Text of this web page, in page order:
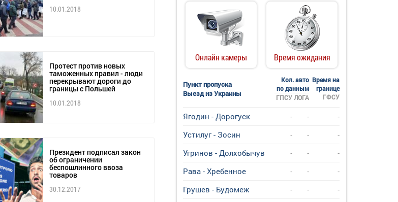
10.01.2018
Протест против новых
таможенных правил - люди
перекрывают дороги до
границы с Польшей
10.01.2018
Президент подписал закон
об ограничении
беспошлинного ввоза
товаров
30.12.2017
Онлайн камеры Время ожидания
Пункт пропуска
Выезд из Украины
Кол. авто
по данным
Время на
границе
ГФСУ
ГПСУ ЛОГА
Ягодин - Дорогуск - -
-
Устилуг - Зосин
- -
-
Угринов - Долхобычув
- -
-
Рава - Хребенное
- -
-
Грушев - Будомеж
- -
-